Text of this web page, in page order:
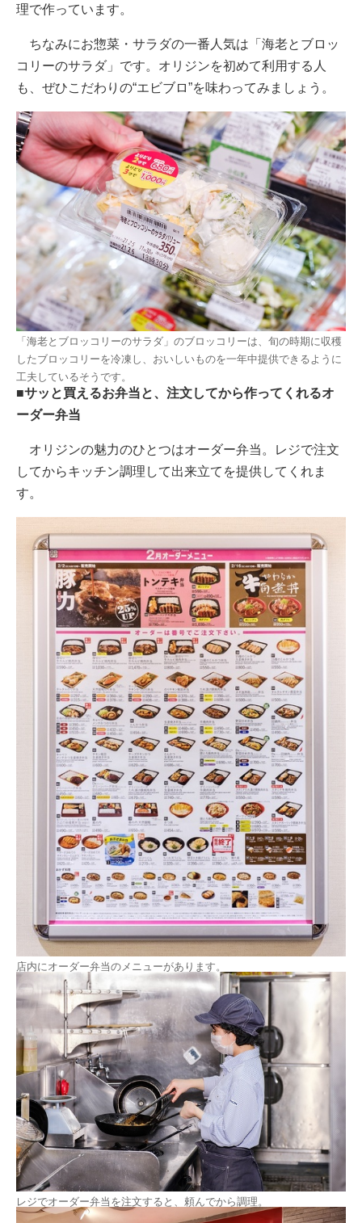
理で作っています。
ちなみにお惣菜・サラダの一番人気は「海老とブロッ
コリーのサラダ」です。オリジンを初めて利用する人
も、ぜひこだわりの“エビブロ”を味わってみましょう。
「海老とブロッコリーのサラダ」のブロッコリーは、旬の時期に収穫
したブロッコリーを冷凍し、おいしいものを一年中提供できるように
工夫しているそうです。
■サッと買えるお弁当と、注文してから作ってくれるオ
ーダー弁当
オリジンの魅力のひとつはオーダー弁当。レジで注文
してからキッチン調理して出来立てを提供してくれま
す。
店内にオーダー弁当のメニューがあります。
レジでオーダー弁当を注文すると、頼んでから調理。